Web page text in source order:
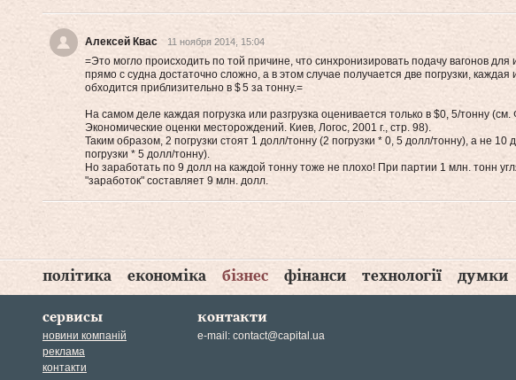
Алексей Квас 11 ноября 2014, 15:04
=Это могло происходить по той причине, что синхронизировать подачу вагонов для
прямо с судна достаточно сложно, а в этом случае получается две погрузки, каждая
обходится приблизительно в $ 5 за тонну.=
На самом деле каждая погрузка или разгрузка оценивается только в $0, 5/тонну
Экономические оценки месторождений. Киев, Логос, 2001 г., стр. 98).
Таким образом, 2 погрузки стоят 1 долл/тонну (2 погрузки * 0, 5 долл/тонну), а не 10
погрузки * 5 долл/тонну).
Но заработать по 9 долл на каждой тонну тоже не плохо! При партии 1 млн. тонн
"заработок" составляет 9 млн. долл.
політика економіка бізнес фінанси технології думки
сервисы
новини компаній
реклама
контакти
контакти
e-mail: contact@capital.ua